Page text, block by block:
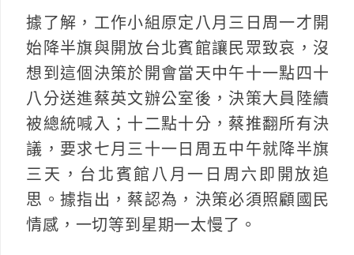
據了解，工作小組原定八月三日周一才開
始降半旗與開放台北賓館讓民眾致哀，沒
想到這個決策於開會當天中午十一點四十
八分送進蔡英文辦公室後，決策大員陸續
被總統喊入；十二點十分，蔡推翻所有決
議，要求七月三十一日周五中午就降半旗
三天，台北賓館八月一日周六即開放追
思。據指出，蔡認為，決策必須照顧國民
情感，一切等到星期一太慢了。